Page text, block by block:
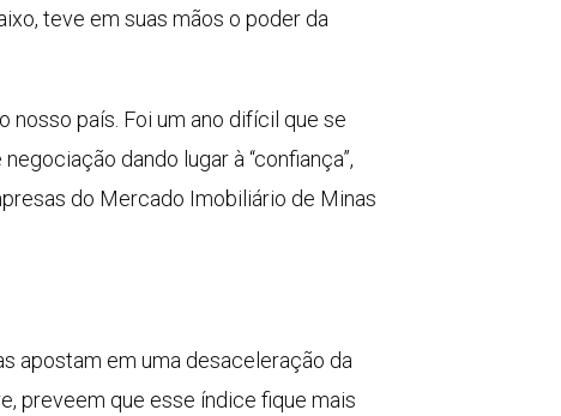
teve em suas mãos o poder da
país. Foi um ano difícil que se
dando lugar à “confiança”,
do Mercado Imobiliário de Minas
apostam em uma desaceleração da
preveem que esse índice fique mais